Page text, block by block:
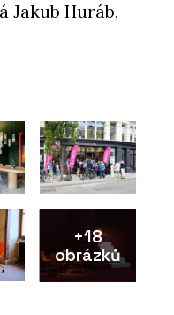
Jakub Huráb,
+18
obrázků